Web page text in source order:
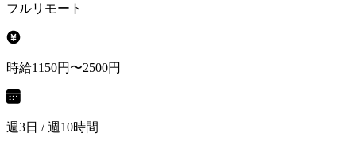
フルリモート
時給1150円〜2500円
週3日 / 週10時間